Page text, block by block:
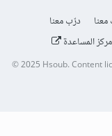
درّب معنا
مركز المساعدة
© 2025Hsoub.Content